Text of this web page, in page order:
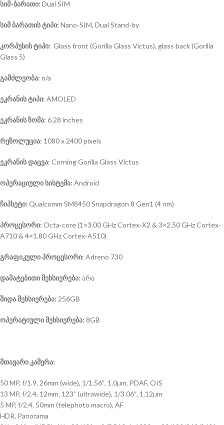
სიმ-ბარათი: Dual SIM
სიმ ბარათის ტიპი: Nano-SIM, Dual Stand-by
კორპუსის ტიპი: Glass front (Gorilla Glass Victus), glass back (Gorilla
Glass 5)
გამძლეობა: n/a
ეკრანის ტიპი: AMOLED
ეკრანის ზომა: 6.28 inches
რეზოლუცია: 1080 x 2400 pixels
ეკრანის დაცვა: Corning Gorilla Glass Victus
ოპერაციული სისტემა: Android
ჩიპსეტი: Qualcomm SM8450 Snapdragon 8 Gen1 (4 nm)
პროცესორი: Octa-core (1×3.00 GHz Cortex-X2 & 3×2.50 GHz Cortex-
A710 & 4×1.80 GHz Cortex-A510)
გრაფიკული პროცესორი: Adreno 730
დამატებითი მეხსიერება: არა
შიდა მეხსიერება: 256GB
ოპერატიული მეხსიერება: 8GB
მთავარი კამერა:
50 MP, f/1.9, 26mm (wide), 1/1.56″, 1.0µm, PDAF, OIS
13 MP, f/2.4, 12mm, 123˚ (ultrawide), 1/3.06″, 1.12µm
5 MP, f/2.4, 50mm (telephoto macro), AF
HDR, Panorama